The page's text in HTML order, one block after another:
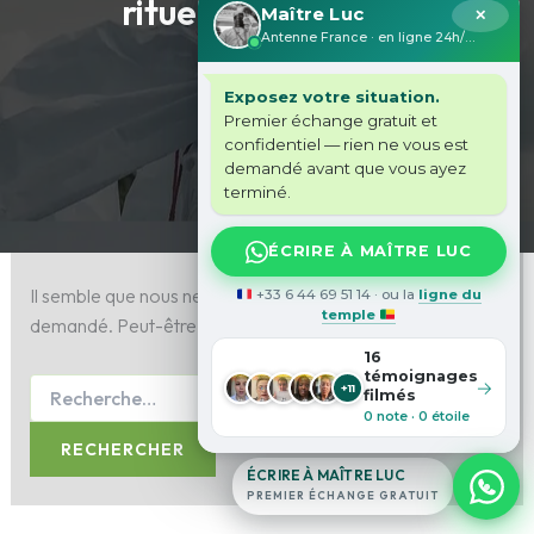
rituels ancestraux
Il semble que nous ne pouvons pas trouver le contenu
demandé. Peut-être qu’une recherche peut vous aider.
✕
Maître Luc
Antenne France · en ligne 24h/24
Exposez votre situation.
Premier échange gratuit et
confidentiel — rien ne vous est
demandé avant que vous ayez
terminé.
ÉCRIRE À MAÎTRE LUC
+33 6 44 69 51 14 · ou la ligne du
temple
+11
16
témoignages
filmés
0 note · 0 étoile
→
ÉCRIRE À MAÎTRE LUC
PREMIER ÉCHANGE GRATUIT